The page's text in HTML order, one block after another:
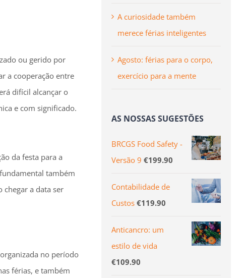
ou gerido por
a cooperação entre
difícil alcançar o
e com significado.
da festa para a
também
chegar a data ser
no período
férias, e também
A curiosidade também
merece férias inteligentes
Agosto: férias para o corpo,
exercício para a mente
AS NOSSAS SUGESTÕES
BRCGS Food Safety -
Versão 9 €199.90
Contabilidade de
Custos €119.90
Anticancro: um
estilo de vida
€109.90